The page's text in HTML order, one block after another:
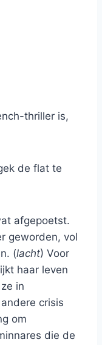
thriller is,
de flat te
afgepoetst.
geworden, vol
(lacht) Voor
haar leven
in
crisis
om
die de